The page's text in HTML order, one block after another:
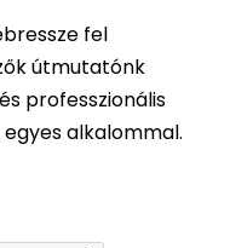
fel
útmutatónk
professzionális
alkalommal.